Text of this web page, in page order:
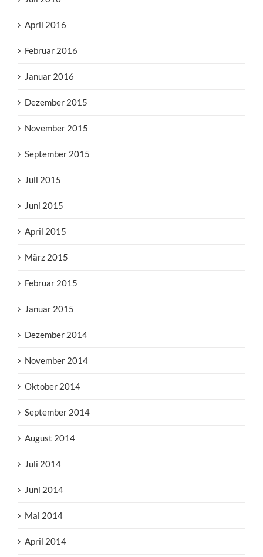
April 2016
Februar 2016
Januar 2016
Dezember 2015
November 2015
September 2015
Juli 2015
Juni 2015
April 2015
März 2015
Februar 2015
Januar 2015
Dezember 2014
November 2014
Oktober 2014
September 2014
August 2014
Juli 2014
Juni 2014
Mai 2014
April 2014